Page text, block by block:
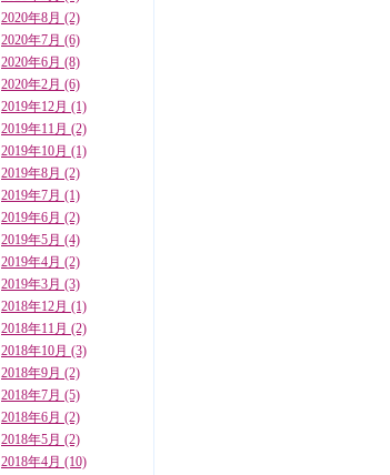
2020年8月 (2)
2020年7月 (6)
2020年6月 (8)
2020年2月 (6)
2019年12月 (1)
2019年11月 (2)
2019年10月 (1)
2019年8月 (2)
2019年7月 (1)
2019年6月 (2)
2019年5月 (4)
2019年4月 (2)
2019年3月 (3)
2018年12月 (1)
2018年11月 (2)
2018年10月 (3)
2018年9月 (2)
2018年7月 (5)
2018年6月 (2)
2018年5月 (2)
2018年4月 (10)